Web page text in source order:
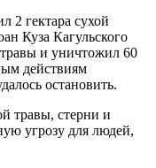
2 гектара сухой
Куза Кагульского
травы и уничтожил 60
действиям
остановить.
травы, стерни и
угрозу для людей,